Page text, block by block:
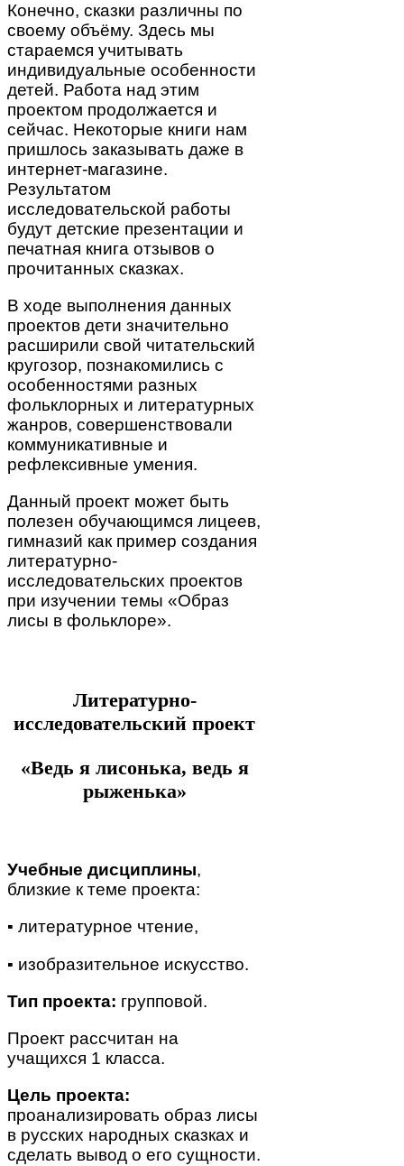
Конечно, сказки различны по
своему объёму. Здесь мы
стараемся учитывать
индивидуальные особенности
детей. Работа над этим
проектом продолжается и
сейчас. Некоторые книги нам
пришлось заказывать даже в
интернет-магазине.
Результатом
исследовательской работы
будут детские презентации и
печатная книга отзывов о
прочитанных сказках.
В ходе выполнения данных
проектов дети значительно
расширили свой читательский
кругозор, познакомились с
особенностями разных
фольклорных и литературных
жанров, совершенствовали
коммуникативные и
рефлексивные умения.
Данный проект может быть
полезен обучающимся лицеев,
гимназий как пример создания
литературно-
исследовательских проектов
при изучении темы «Образ
лисы в фольклоре».
Литературно-
исследовательский проект
«Ведь я лисонька, ведь я
рыженька»
Учебные дисциплины,
близкие к теме проекта:
▪ литературное чтение,
▪ изобразительное искусство.
Тип проекта: групповой.
Проект рассчитан на
учащихся 1 класса.
Цель проекта:
проанализировать образ лисы
в русских народных сказках и
сделать вывод о его сущности.